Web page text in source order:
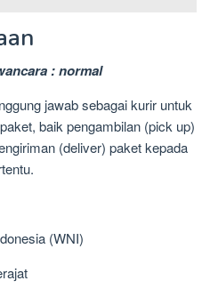
: normal
jawab sebagai kurir untuk
baik pengambilan (pick up)
(deliver) paket kepada
(WNI)